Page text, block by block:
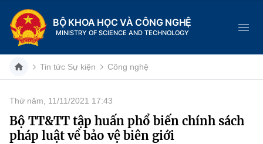
BỘ KHOA HỌC VÀ CÔNG NGHỆ
MINISTRY OF SCIENCE AND TECHNOLOGY
Danh mục
Trang chủ
Tin tức Sự kiện Công nghệ
Thứ năm, 11/11/2021 17:43
Bộ TT&TT tập huấn phổ biến chính sách
pháp luật về bảo vệ biên giới